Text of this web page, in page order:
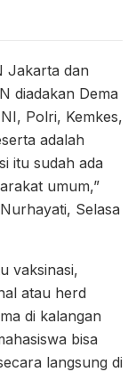
Jakarta dan
diadakan Dema
Polri, Kemkes,
adalah
itu sudah ada
umum,”
Selasa
vaksinasi,
atau herd
di kalangan
bisa
langsung di